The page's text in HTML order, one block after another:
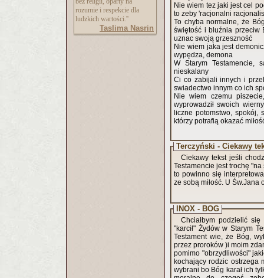
rozumie i respekcie dla
ludzkich wartości.''
Taslima Nasrin
Nie wiem tez jaki jest cel
to zeby 'racjonalni
To chyba normalne, że
świętość i bluźnia przeciw
uznac swoją grzeszność
Nie wiem jaka jest
wypędza, demona
W Starym Testamencie,
nieskalany
Ci co zabijali innych i
swiadectwo innym co ich
Nie wiem czemu
wyprowadził swoich
liczne potomstwo, spokój,
którzy potrafią okazać
Terczyński - Ciekawy
Ciekawy tekst jeśli
Testamencie jest trochę
to powinno się
ze sobą miłość. U
INOX - BÓG
Chciałbym podzielić
"karcił" Żydów w Starym
Testament wie, że Bóg,
przez proroków )i moim
pomimo "obrzydliwości"
kochający rodzic ostrzega
wybrani bo Bóg karał ich